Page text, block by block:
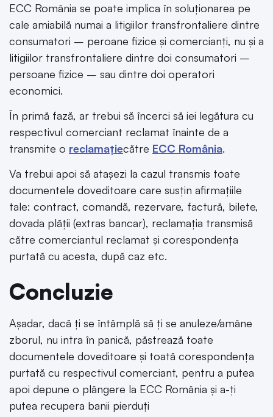
ECC România se poate implica în soluționarea pe
cale amiabilă numai a litigiilor transfrontaliere dintre
consumatori – peroane fizice și comercianți, nu și a
litigiilor transfrontaliere dintre doi consumatori –
persoane fizice – sau dintre doi operatori
economici.
În primă fază, ar trebui să încerci să iei legătura cu
respectivul comerciant reclamat înainte de a
transmite o reclamațiecătre ECC România.
Va trebui apoi să atașezi la cazul transmis toate
documentele doveditoare care susțin afirmațiile
tale: contract, comandă, rezervare, factură, bilete,
dovada plății (extras bancar), reclamația transmisă
către comerciantul reclamat și corespondența
purtată cu acesta, după caz etc.
Concluzie
Așadar, dacă ți se întâmplă să ți se anuleze/amâne
zborul, nu intra în panică, păstrează toate
documentele doveditoare și toată corespondența
purtată cu respectivul comerciant, pentru a putea
apoi depune o plângere la ECC România și a-ți
putea recupera banii pierduți